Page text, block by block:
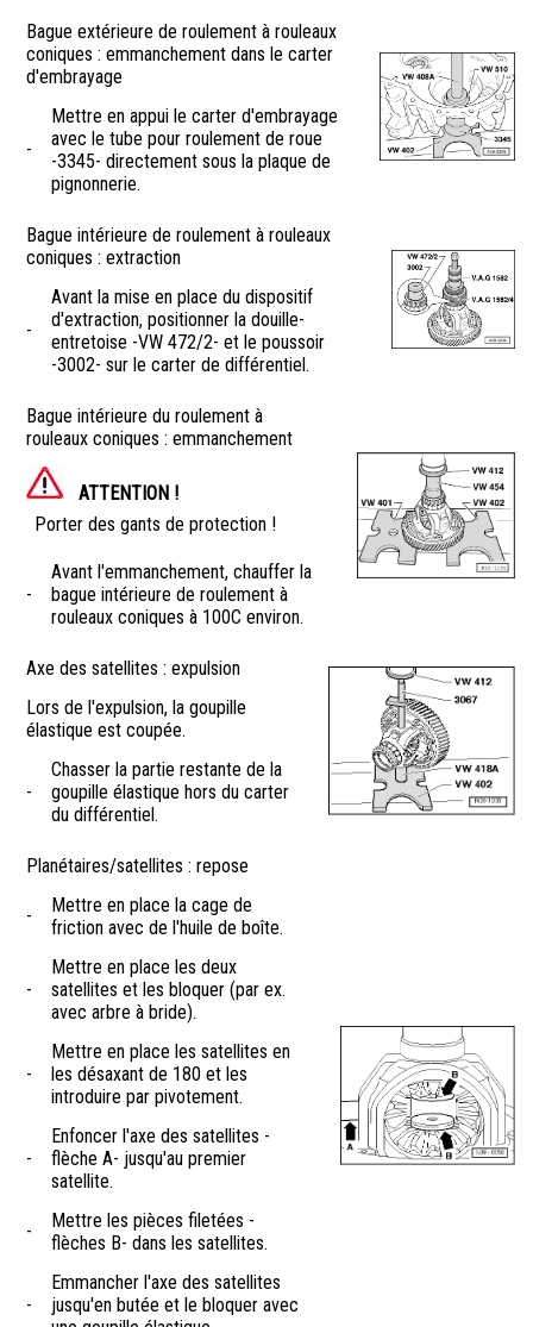
Bague extérieure de roulement à rouleaux
coniques : emmanchement dans le carter
d'embrayage
-
Mettre en appui le carter d'embrayage
avec le tube pour roulement de roue
-3345- directement sous la plaque de
pignonnerie.
Bague intérieure de roulement à rouleaux
coniques : extraction
-
Avant la mise en place du dispositif
d'extraction, positionner la douille-
entretoise -VW 472/2- et le poussoir
-3002- sur le carter de différentiel.
Bague intérieure du roulement à
rouleaux coniques : emmanchement
ATTENTION !
Porter des gants de protection !
-
Avant l'emmanchement, chauffer la
bague intérieure de roulement à
rouleaux coniques à 100C environ.
Axe des satellites : expulsion
Lors de l'expulsion, la goupille
élastique est coupée.
-
Chasser la partie restante de la
goupille élastique hors du carter
du différentiel.
Planétaires/satellites : repose
-
Mettre en place la cage de
friction avec de l'huile de boîte.
-
Mettre en place les deux
satellites et les bloquer (par ex.
avec arbre à bride).
-
Mettre en place les satellites en
les désaxant de 180 et les
introduire par pivotement.
-
Enfoncer l'axe des satellites -
flèche A- jusqu'au premier
satellite.
-
Mettre les pièces filetées -
flèches B- dans les satellites.
-
Emmancher l'axe des satellites
jusqu'en butée et le bloquer avec